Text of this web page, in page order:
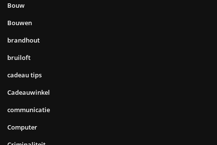
Bouw
Bouwen
brandhout
bruiloft
cadeau tips
Cadeauwinkel
communicatie
Computer